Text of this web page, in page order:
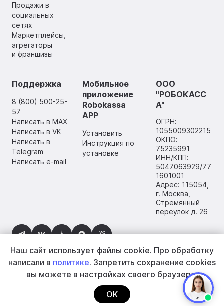
Продажи в
социальных
сетях
Маркетплейсы,
агрегаторы
и франшизы
Поддержка
8 (800) 500-25-
57
Написать в MAX
Написать в VK
Написать в
Telegram
Написать e-mail
Мобильное
приложение
Robokassa
APP
Установить
Инструкция по
установке
ООО
"РОБОКАСС
А"
ОГРН:
1055009302215
ОКПО:
75235991
ИНН/КПП:
5047063929/77
1601001
Адрес: 115054,
г. Москва,
Стремянный
переулок д. 26
2002–2026 ООО «РОБОКАССА»
Наш сайт использует файлы cookie. Про обработку
написали в политике. Запретить сохранение cookies
вы можете в настройках своего браузера.
OK